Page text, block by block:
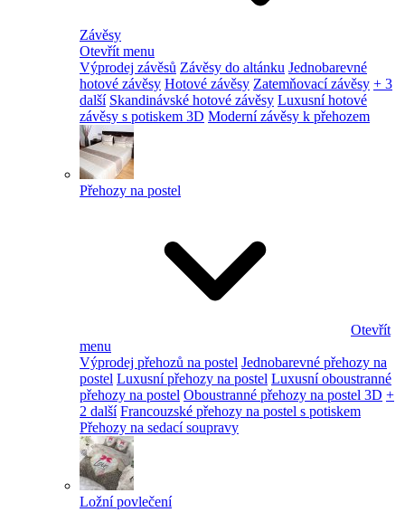
Závěsy
Otevřít menu
Výprodej závěsů Závěsy do altánku Jednobarevné
hotové závěsy Hotové závěsy Zatemňovací závěsy + 3
další Skandinávské hotové závěsy Luxusní hotové
závěsy s potiskem 3D Moderní závěsy k přehozem
Přehozy na postel
Otevřít
menu
Výprodej přehozů na postel Jednobarevné přehozy na
postel Luxusní přehozy na postel Luxusní oboustranné
přehozy na postel Oboustranné přehozy na postel 3D +
2 další Francouzské přehozy na postel s potiskem
Přehozy na sedací soupravy
Ložní povlečení